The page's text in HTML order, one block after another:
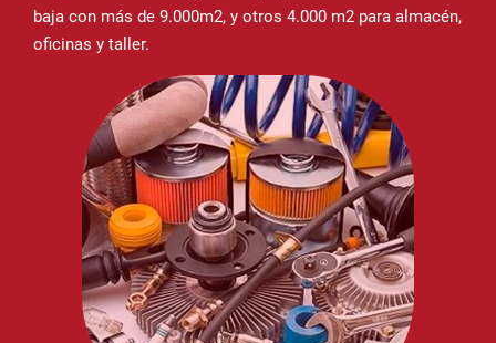
baja con más de 9.000m2, y otros 4.000 m2 para almacén,
oficinas y taller.